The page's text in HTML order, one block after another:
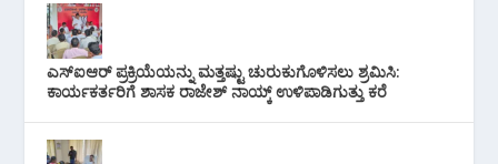
ಎಸ್‌ಐಆರ್ ಪ್ರಕ್ರಿಯೆಯನ್ನು ಮತ್ತಷ್ಟು ಚುರುಕುಗೊಳಿಸಲು ಶ್ರಮಿಸಿ:
ಕಾರ್ಯಕರ್ತರಿಗೆ ಶಾಸಕ ರಾಜೇಶ್ ನಾಯ್ಕ್ ಉಳಿಪಾಡಿಗುತ್ತು ಕರೆ